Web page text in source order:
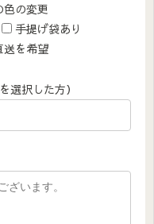
色の変更
手提げ袋あり
送を希望
選択した方）